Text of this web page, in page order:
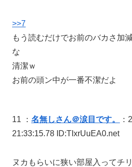
>>7
もう読むだけでお前のバカさ加
な
清潔ｗ
お前の頭ン中が一番不潔だよ
11 ： 名無しさん＠涙目です。
21:33:15.78 ID:TIxrUuEA0.net
ヌカもらいに狭い部屋入ってチ